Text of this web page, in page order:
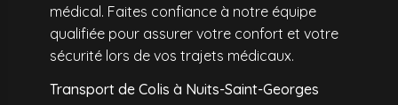
médical. Faites confiance à notre équipe
qualifiée pour assurer votre confort et votre
sécurité lors de vos trajets médicaux.
Transport de Colis à Nuits-Saint-Georges